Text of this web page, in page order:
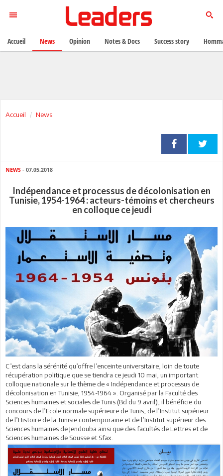
Accueil News
NEWS - 07.05.2018
Indépendance et processus de décolonisation en
Tunisie, 1954-1964 : acteurs-témoins et chercheurs
en colloque ce jeudi
C’est dans la sérénité qu’offre l’enceinte universitaire, loin de toute
récupération politique que se tiendra ce jeudi 10 mai, un important
colloque nationale sur le thème de « Indépendance et processus de
décolonisation en Tunisie, 1954-1964 ». Organisé par la Faculté des
Sciences humaines et sociales de Tunis (Bd du 9 avril), il bénéficie du
concours de l’Ecole normale supérieure de Tunis, de l’Institut supérieur
de l’Histoire de la Tunisie contemporaine et de l’Institut supérieur des
Sciences humaines de Jendouba ainsi que des facultés de Lettres et de
Sciences humaines de Sousse et Sfax.
Accueil News Opinion Notes & Docs Success story